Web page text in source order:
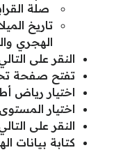
صلة
تاريخ
الهجري
النقر على
تفتح صفحة
اختيار رياض
اختيار
النقر على
كتابة بيانات